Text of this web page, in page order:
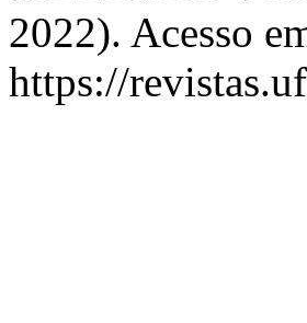
2022). Acesso
https://